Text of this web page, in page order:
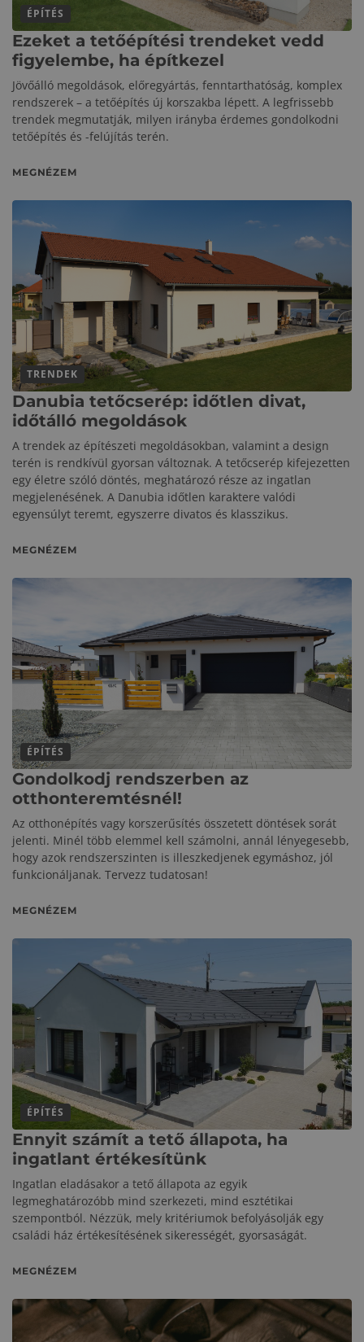
ÉPÍTÉS
Ezeket a tetőépítési trendeket vedd
figyelembe, ha építkezel
Jövőálló megoldások, előregyártás, fenntarthatóság, komplex
rendszerek – a tetőépítés új korszakba lépett. A legfrissebb
trendek megmutatják, milyen irányba érdemes gondolkodni
tetőépítés és -felújítás terén.
MEGNÉZEM
TRENDEK
Danubia tetőcserép: időtlen divat,
időtálló megoldások
A trendek az építészeti megoldásokban, valamint a design
terén is rendkívül gyorsan változnak. A tetőcserép kifejezetten
egy életre szóló döntés, meghatározó része az ingatlan
megjelenésének. A Danubia időtlen karaktere valódi
egyensúlyt teremt, egyszerre divatos és klasszikus.
MEGNÉZEM
ÉPÍTÉS
Gondolkodj rendszerben az
otthonteremtésnél!
Az otthonépítés vagy korszerűsítés összetett döntések sorát
jelenti. Minél több elemmel kell számolni, annál lényegesebb,
hogy azok rendszerszinten is illeszkedjenek egymáshoz, jól
funkcionáljanak. Tervezz tudatosan!
MEGNÉZEM
ÉPÍTÉS
Ennyit számít a tető állapota, ha
ingatlant értékesítünk
Ingatlan eladásakor a tető állapota az egyik
legmeghatározóbb mind szerkezeti, mind esztétikai
szempontból. Nézzük, mely kritériumok befolyásolják egy
családi ház értékesítésének sikerességét, gyorsaságát.
MEGNÉZEM